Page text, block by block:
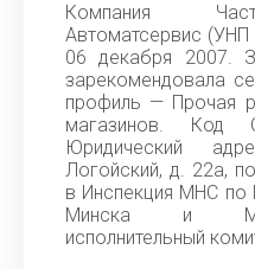
Компания
Автоматсервис
06 декабря 2007.
зарекомендовала
профиль — Прочая
магазинов. Код
Юридический
Логойский, д. 22а,
в Инспекция МНС по
Минска и
исполнительный